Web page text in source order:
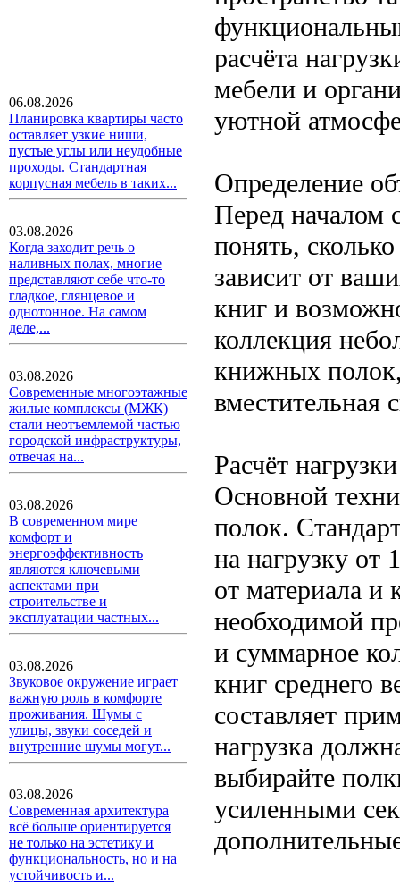
06.08.2026
Планировка квартиры часто
оставляет узкие ниши,
пустые углы или неудобные
проходы. Стандартная
корпусная мебель в таких...
03.08.2026
Когда заходит речь о
наливных полах, многие
представляют себе что-то
гладкое, глянцевое и
однотонное. На самом
деле,...
03.08.2026
Современные многоэтажные
жилые комплексы (МЖК)
стали неотъемлемой частью
городской инфраструктуры,
отвечая на...
03.08.2026
В современном мире
комфорт и
энергоэффективность
являются ключевыми
аспектами при
строительстве и
эксплуатации частных...
03.08.2026
Звуковое окружение играет
важную роль в комфорте
проживания. Шумы с
улицы, звуки соседей и
внутренние шумы могут...
03.08.2026
Современная архитектура
всё больше ориентируется
не только на эстетику и
функциональность, но и на
устойчивость и...
расчёта
мебели и
уютной
Определение
Перед началом
понять,
зависит от
книг и
коллекция
книжных
вместительная
Расчёт
Основной
полок.
на нагрузку от
от материала и
необходимой
и суммарное
книг среднего
составляет
нагрузка
выбирайте
усиленными